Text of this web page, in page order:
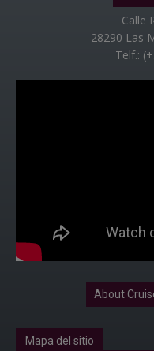
Calle
28290 Las
Telf.:
About
Mapa del sitio